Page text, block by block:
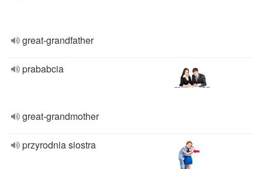
great-grandfather
prababcia
great-grandmother
przyrodnia siostra